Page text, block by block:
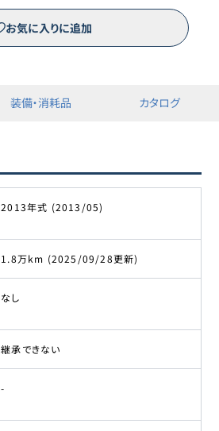
お気に入りに追加
装備・消耗品 カタログ
2013年式 (2013/05)
1.8万km (2025/09/28更新)
なし
継承できない
-